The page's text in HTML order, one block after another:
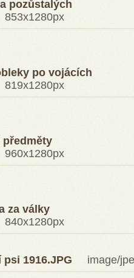
pozůstalých
po vojácích
předměty
za války
psi 1916.JPG image/